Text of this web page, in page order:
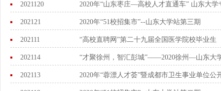
2021120 2020年“山东枣庄—高校人才直通车” 山东大学
202121 2020年“51校招集市”--山东大学站第三期
202111 “高校直聘网”第二十九届全国医学院校毕业
202114 “才聚徐州，智汇彭城”——2020徐州—山东大
202113 2020年“蓉漂人才荟”暨成都市卫生事业单位公